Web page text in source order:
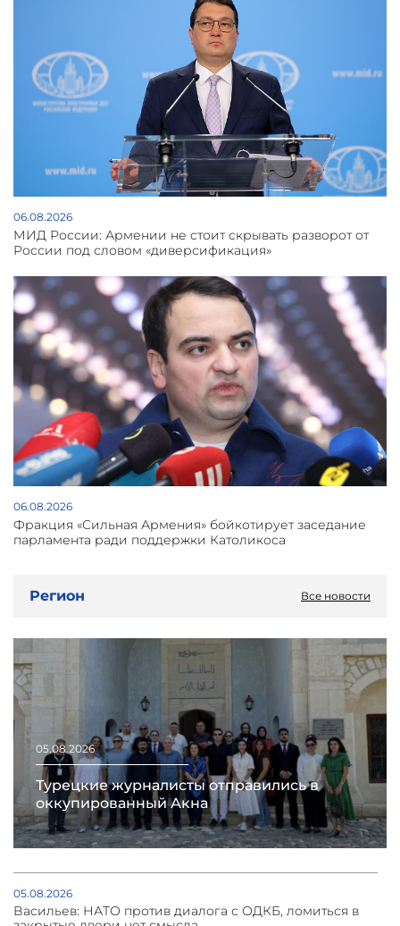
06.08.2026
МИД России: Армении не стоит скрывать разворот от
России под словом «диверсификация»
06.08.2026
Фракция «Сильная Армения» бойкотирует заседание
парламента ради поддержки Католикоса
Регион Все новости
05.08.2026
Турецкие журналисты отправились в
оккупированный Акна
05.08.2026
Васильев: НАТО против диалога с ОДКБ, ломиться в